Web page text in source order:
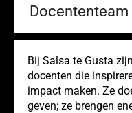
Docententeam
Bij Salsa te Gusta
docenten die
impact maken. Ze
geven; ze brengen